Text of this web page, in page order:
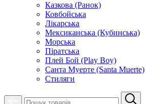
Казкова (Ранок)
Ковбойська
Лікарська
Мексиканська (Кубинська)
Морська
Піратська
Плей Бой (Play Boy)
Санта Муерте (Santa Muerte)
Стиляги